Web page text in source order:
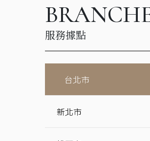
服務據點
台北市
新北市